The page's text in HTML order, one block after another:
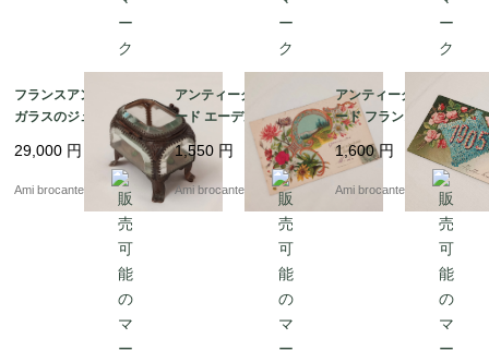
フランスアンティーク
ガラスのジュエリーボ
ックス ナポレオン3世
1900年代初期 カーキ
29,000 円
Ami brocante
アンティークポストカ
ード エーデルワイス ロ
ーズ エンボス 1906年
1,550 円
Ami brocante
アンティークポストカ
ード フランスアンティ
ーク 勿忘草 ローズ 190
5年
1,600円
Ami brocante